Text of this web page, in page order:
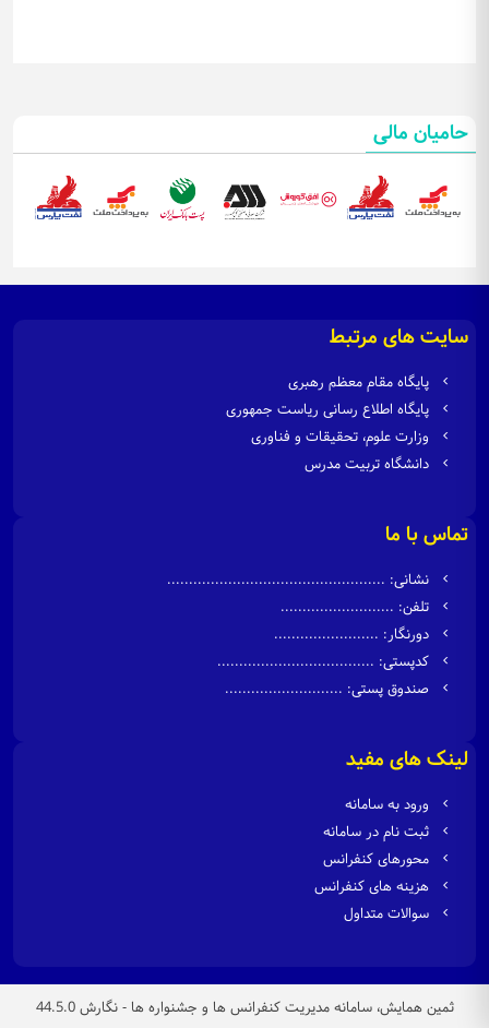
حامیان مالی
سایت های مرتبط
پایگاه مقام معظم رهبری
پایگاه اطلاع رسانی ریاست جمهوری
وزارت علوم، تحقیقات و فناوری
دانشگاه تربیت مدرس
تماس با ما
نشانی: ..................................................
تلفن: ..........................
دورنگار: ........................
کدپستی: ....................................
صندوق پستی: ...........................
لینک های مفید
ورود به سامانه
ثبت نام در سامانه
محورهای کنفرانس
هزینه های کنفرانس
سوالات متداول
ثمین همایش، سامانه مدیریت کنفرانس ها و جشنواره ها - نگارش 44.5.0